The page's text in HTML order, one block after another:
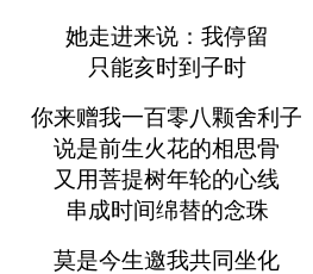
她走进来说：我停留
只能亥时到子时
你来赠我一百零八颗舍利子
说是前生火花的相思骨
又用菩提树年轮的心线
串成时间绵替的念珠
莫是今生邀我共同坐化